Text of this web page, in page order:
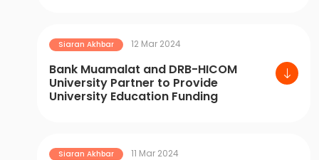
Siaran Akhbar 12 Mar 2024
Bank Muamalat and DRB-HICOM
University Partner to Provide
University Education Funding
Siaran Akhbar 11 Mar 2024